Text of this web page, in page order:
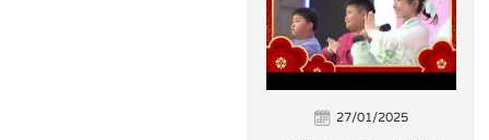
27/01/2025